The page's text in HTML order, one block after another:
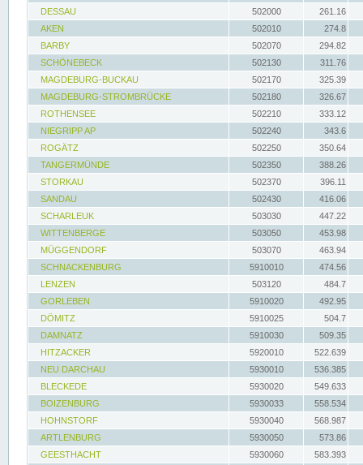
DESSAU
502000
261.16
AKEN
502010
274.8
BARBY
502070
294.82
SCHÖNEBECK
502130
311.76
MAGDEBURG-BUCKAU
502170
325.39
MAGDEBURG-STROMBRÜCKE
502180
326.67
ROTHENSEE
502210
333.12
NIEGRIPP AP
502240
343.6
ROGÄTZ
502250
350.64
TANGERMÜNDE
502350
388.26
STORKAU
502370
396.11
SANDAU
502430
416.06
SCHARLEUK
503030
447.22
WITTENBERGE
503050
453.98
MÜGGENDORF
503070
463.94
SCHNACKENBURG
5910010
474.56
LENZEN
503120
484.7
GORLEBEN
5910020
492.95
DÖMITZ
5910025
504.7
DAMNATZ
5910030
509.35
HITZACKER
5920010
522.639
NEU DARCHAU
5930010
536.385
BLECKEDE
5930020
549.633
BOIZENBURG
5930033
558.534
HOHNSTORF
5930040
568.987
ARTLENBURG
5930050
573.86
GEESTHACHT
5930060
583.393